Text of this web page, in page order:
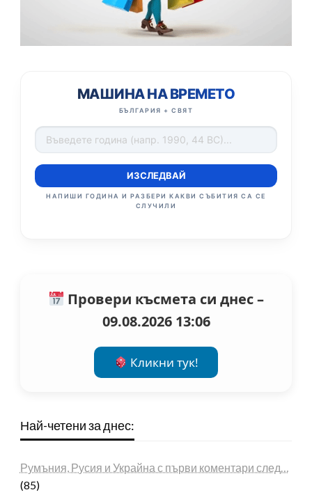
МАШИНА НА ВРЕМЕТО
БЪЛГАРИЯ + СВЯТ
ИЗСЛЕДВАЙ
НАПИШИ ГОДИНА И РАЗБЕРИ КАКВИ СЪБИТИЯ СА СЕ
СЛУЧИЛИ
Провери късмета си днес –
09.08.2026 13:06
Кликни тук!
Най-четени за днес:
Румъния, Русия и Украйна с първи коментари след…
(85)